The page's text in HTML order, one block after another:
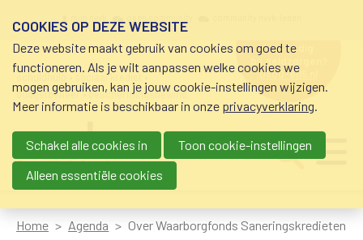
schuldhulp • sociaal krediet •
budgetbeheer • beschermingsbewind
hulp nodig
bij geldzorgen?
0800-8115.nl
Main navigation
Home Agenda Over Waarborgfonds Saneringskredieten
COOKIES OP DEZE WEBSITE
Deze website maakt gebruik van cookies om goed te
functioneren. Als je wilt aanpassen welke cookies we
mogen gebruiken, kan je jouw cookie-instellingen wijzigen.
Meer informatie is beschikbaar in onze privacyverklaring.
Schakel alle cookies in
Toon cookie-instellingen
Alleen essentiële cookies